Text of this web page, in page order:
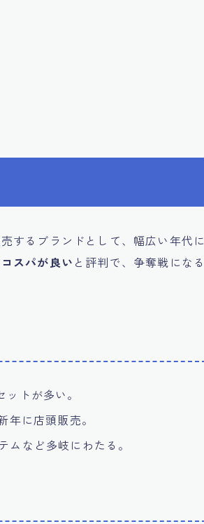
するブランドとして、幅広い年代に
スパが良い と評判で、争奪戦になる
トが多い。
年に店頭販売。
ムなど多岐にわたる。